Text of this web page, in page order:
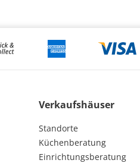
Verkaufshäuser
Standorte
Küchenberatung
Einrichtungsberatung